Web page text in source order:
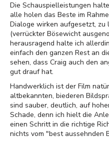
Die Schauspielleistungen
alle holen das Beste im
Dialoge wirken aufgesetzt,
(verrückter Bösewicht
herausragend halte ich
einfach den ganzen Rest an
sehen, dass Craig auch den
gut drauf hat.
Handwerklich ist der Film
altbekannten, biederen
sind sauber, deutlich, auf
Schade, denn ich hielt die
einen Schritt in die richtige
nichts vom "best aussehnden